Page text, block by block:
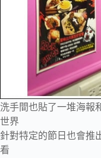
洗手間也貼了一堆海報
世界
針對特定的節日也會推
看